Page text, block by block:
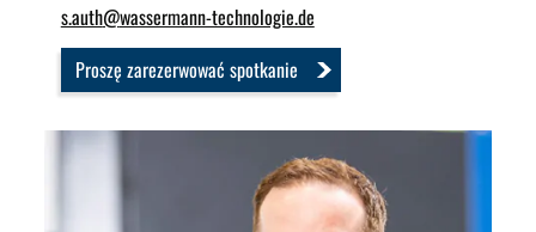
s.auth@wassermann-technologie.de
Proszę zarezerwować spotkanie